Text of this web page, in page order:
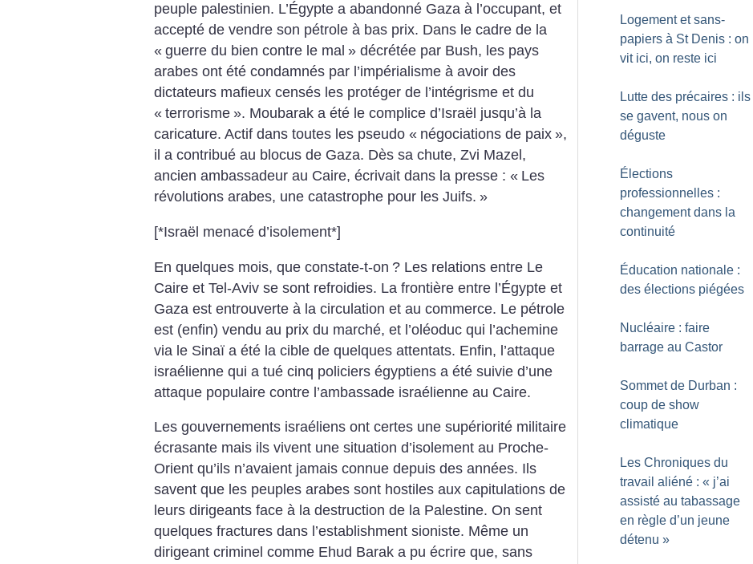
peuple palestinien. L’Égypte a abandonné Gaza à l’occupant, et
accepté de vendre son pétrole à bas prix. Dans le cadre de la
« guerre du bien contre le mal » décrétée par Bush, les pays
arabes ont été condamnés par l’impérialisme à avoir des
dictateurs mafieux censés les protéger de l’intégrisme et du
« terrorisme ». Moubarak a été le complice d’Israël jusqu’à la
caricature. Actif dans toutes les pseudo « négociations de paix »,
il a contribué au blocus de Gaza. Dès sa chute, Zvi Mazel,
ancien ambassadeur au Caire, écrivait dans la presse : « Les
révolutions arabes, une catastrophe pour les Juifs. »
[*Israël menacé d’isolement*]
En quelques mois, que constate-t-on ? Les relations entre Le
Caire et Tel-Aviv se sont refroidies. La frontière entre l’Égypte et
Gaza est entrouverte à la circulation et au commerce. Le pétrole
est (enfin) vendu au prix du marché, et l’oléoduc qui l’achemine
via le Sinaï a été la cible de quelques attentats. Enfin, l’attaque
israélienne qui a tué cinq policiers égyptiens a été suivie d’une
attaque populaire contre l’ambassade israélienne au Caire.
Les gouvernements israéliens ont certes une supériorité militaire
écrasante mais ils vivent une situation d’isolement au Proche-
Orient qu’ils n’avaient jamais connue depuis des années. Ils
savent que les peuples arabes sont hostiles aux capitulations de
leurs dirigeants face à la destruction de la Palestine. On sent
quelques fractures dans l’establishment sioniste. Même un
dirigeant criminel comme Ehud Barak a pu écrire que, sans
Logement et sans-
papiers à St Denis : on
vit ici, on reste ici
Lutte des précaires : ils
se gavent, nous on
déguste
Élections
professionnelles :
changement dans la
continuité
Éducation nationale :
des élections piégées
Nucléaire : faire
barrage au Castor
Sommet de Durban :
coup de show
climatique
Les Chroniques du
travail aliéné : « j’ai
assisté au tabassage
en règle d’un jeune
détenu »